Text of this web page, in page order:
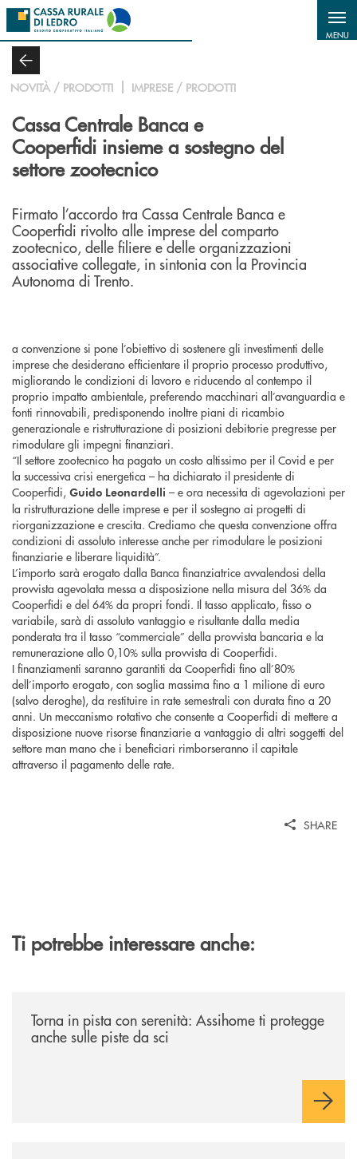
Salta al contenuto principale
MENU
NOVITÀ / PRODOTTI IMPRESE / PRODOTTI
Cassa Centrale Banca e
Cooperfidi insieme a sostegno del
settore zootecnico
Firmato l’accordo tra Cassa Centrale Banca e
Cooperfidi rivolto alle imprese del comparto
zootecnico, delle filiere e delle organizzazioni
associative collegate, in sintonia con la Provincia
Autonoma di Trento.
a convenzione si pone l’obiettivo di sostenere gli investimenti delle
imprese che desiderano efficientare il proprio processo produttivo,
migliorando le condizioni di lavoro e riducendo al contempo il
proprio impatto ambientale, preferendo macchinari all’avanguardia e
fonti rinnovabili, predisponendo inoltre piani di ricambio
generazionale e ristrutturazione di posizioni debitorie pregresse per
rimodulare gli impegni finanziari.
“Il settore zootecnico ha pagato un costo altissimo per il Covid e per
la successiva crisi energetica – ha dichiarato il presidente di
Cooperfidi, Guido Leonardelli – e ora necessita di agevolazioni per
la ristrutturazione delle imprese e per il sostegno ai progetti di
riorganizzazione e crescita. Crediamo che questa convenzione offra
condizioni di assoluto interesse anche per rimodulare le posizioni
finanziarie e liberare liquidità”.
L’importo sarà erogato dalla Banca finanziatrice avvalendosi della
provvista agevolata messa a disposizione nella misura del 36% da
Cooperfidi e del 64% da propri fondi. Il tasso applicato, fisso o
variabile, sarà di assoluto vantaggio e risultante dalla media
ponderata tra il tasso “commerciale” della provvista bancaria e la
remunerazione allo 0,10% sulla provvista di Cooperfidi.
I finanziamenti saranno garantiti da Cooperfidi fino all’80%
dell’importo erogato, con soglia massima fino a 1 milione di euro
(salvo deroghe), da restituire in rate semestrali con durata fino a 20
anni. Un meccanismo rotativo che consente a Cooperfidi di mettere a
disposizione nuove risorse finanziarie a vantaggio di altri soggetti del
settore man mano che i beneficiari rimborseranno il capitale
attraverso il pagamento delle rate.
SHARE
Ti potrebbe interessare anche:
Torna in pista con serenità: Assihome ti protegge
anche sulle piste da sci